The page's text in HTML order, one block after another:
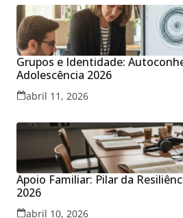
Grupos e Identidade:
Adolescência 2026
abril 11, 2026
Apoio Familiar: Pilar da
2026
abril 10, 2026